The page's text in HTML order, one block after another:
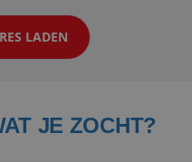
leergie...
LADEN
JE ZOCHT?